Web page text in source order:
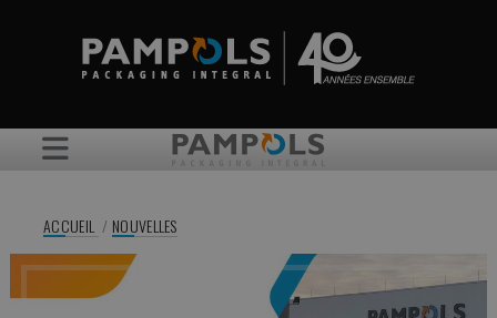
ACCUEIL / NOUVELLES